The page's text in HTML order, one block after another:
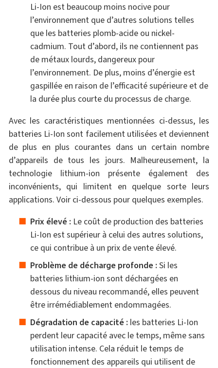
Li-Ion est beaucoup moins nocive pour
l’environnement que d’autres solutions telles
que les batteries plomb-acide ou nickel-
cadmium. Tout d’abord, ils ne contiennent pas
de métaux lourds, dangereux pour
l’environnement. De plus, moins d’énergie est
gaspillée en raison de l’efficacité supérieure et de
la durée plus courte du processus de charge.
Avec les caractéristiques mentionnées ci-dessus, les
batteries Li-Ion sont facilement utilisées et deviennent
de plus en plus courantes dans un certain nombre
d’appareils de tous les jours. Malheureusement, la
technologie lithium-ion présente également des
inconvénients, qui limitent en quelque sorte leurs
applications. Voir ci-dessous pour quelques exemples.
Prix ​​élevé : Le coût de production des batteries
Li-Ion est supérieur à celui des autres solutions,
ce qui contribue à un prix de vente élevé.
Problème de décharge profonde : Si les
batteries lithium-ion sont déchargées en
dessous du niveau recommandé, elles peuvent
être irrémédiablement endommagées.
Dégradation de capacité : les batteries Li-Ion
perdent leur capacité avec le temps, même sans
utilisation intense. Cela réduit le temps de
fonctionnement des appareils qui utilisent de